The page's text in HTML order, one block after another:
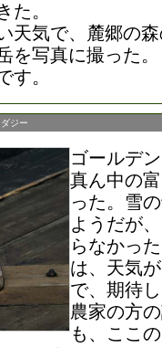
た。
天気で、麓郷の
を写真に撮った。
す。
ジー
ゴールデ
真ん中の
った。雪
ようだが
らなかっ
は、天気
で、期待
農家の方
も、ここ